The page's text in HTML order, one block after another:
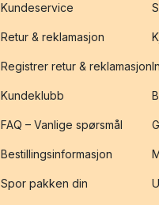
Kundeservice
Retur & reklamasjon
Registrer retur & reklamasjon
Kundeklubb
FAQ – Vanlige spørsmål
Bestillingsinformasjon
Spor pakken din